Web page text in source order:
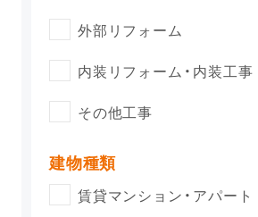
外部リフォーム
内装リフォーム・内装工事
その他工事
建物種類
賃貸マンション・アパート